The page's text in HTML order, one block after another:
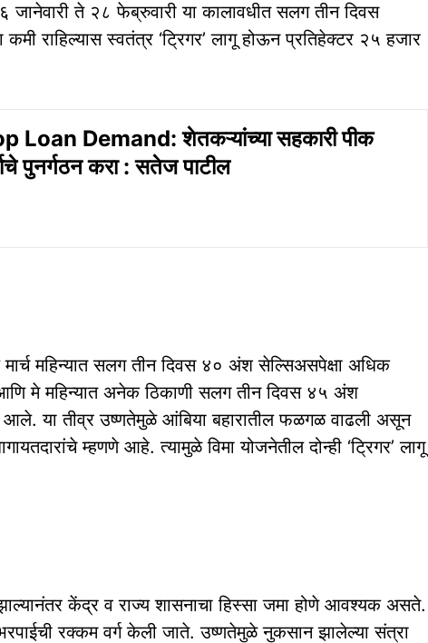
ते २८ फेब्रुवारी या कालावधीत सलग तीन दिवस
राहिल्यास स्वतंत्र ‘ट्रिगर’ लागू होऊन प्रतिहेक्टर २५ हजार
Loan Demand: शेतकऱ्यांच्या सहकारी पीक
पुनर्गठन करा : सतेज पाटील
मार्च महिन्यात सलग तीन दिवस ४० अंश सेल्सिअसपेक्षा अधिक
आणि मे महिन्यात अनेक ठिकाणी सलग तीन दिवस ४५ अंश
आले. या तीव्र उष्णतेमुळे आंबिया बहारातील फळगळ वाढली असून
म्हणणे आहे. त्यामुळे विमा योजनेतील दोन्ही ‘ट्रिगर’ लागू
केंद्र व राज्य शासनाचा हिस्सा जमा होणे आवश्यक असते.
रक्कम वर्ग केली जाते. उष्णतेमुळे नुकसान झालेल्या संत्रा